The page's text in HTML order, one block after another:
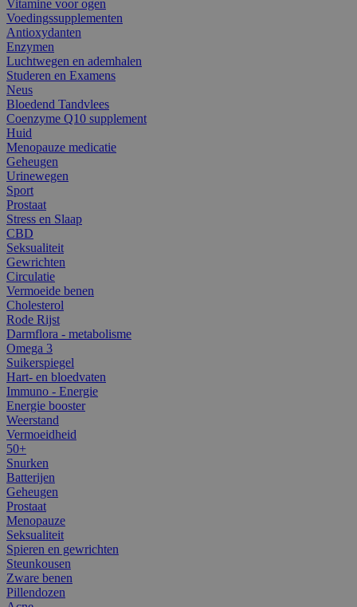
Vitamine voor ogen
Voedingssupplementen
Antioxydanten
Enzymen
Luchtwegen en ademhalen
Studeren en Examens
Neus
Bloedend Tandvlees
Coenzyme Q10 supplement
Huid
Menopauze medicatie
Geheugen
Urinewegen
Sport
Prostaat
Stress en Slaap
CBD
Seksualiteit
Gewrichten
Circulatie
Vermoeide benen
Cholesterol
Rode Rijst
Darmflora - metabolisme
Omega 3
Suikerspiegel
Hart- en bloedvaten
Immuno - Energie
Energie booster
Weerstand
Vermoeidheid
50+
Snurken
Batterijen
Geheugen
Prostaat
Menopauze
Seksualiteit
Spieren en gewrichten
Steunkousen
Zware benen
Pillendozen